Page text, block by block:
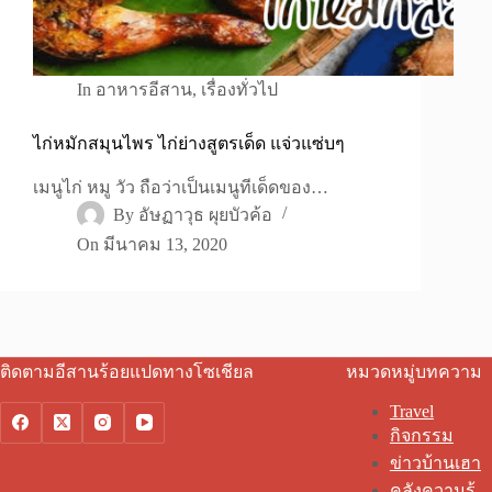
In อาหารอีสาน, เรื่องทั่วไป
ไก่หมักสมุนไพร ไก่ย่างสูตรเด็ด แจ่วแซ่บๆ
เมนูไก่ หมู วัว ถือว่าเป็นเมนูทีเด็ดของ…
By อัษฏาวุธ ผุยบัวค้อ
On มีนาคม 13, 2020
ติดตามอีสานร้อยแปดทางโซเชียล หมวดหมู่บทความ
Travel
กิจกรรม
ข่าวบ้านเฮา